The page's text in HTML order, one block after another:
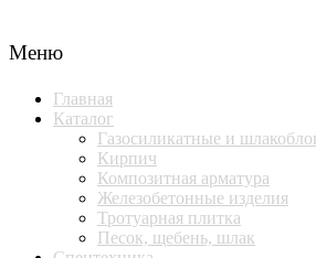
Меню
Главная
Каталог
Газосиликатные и
Кирпич
Композитная арматура
Железобетонные изделия
Тротуарная плитка
Песок, щебень, шлак